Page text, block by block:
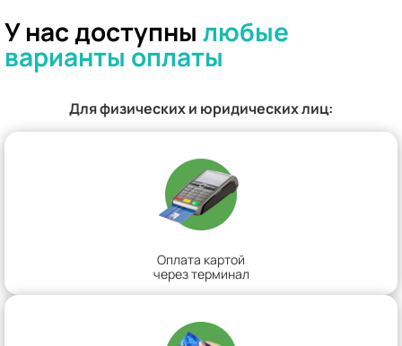
У нас доступны любые
варианты оплаты
Для физических и юридических лиц:
Оплата картой
через терминал